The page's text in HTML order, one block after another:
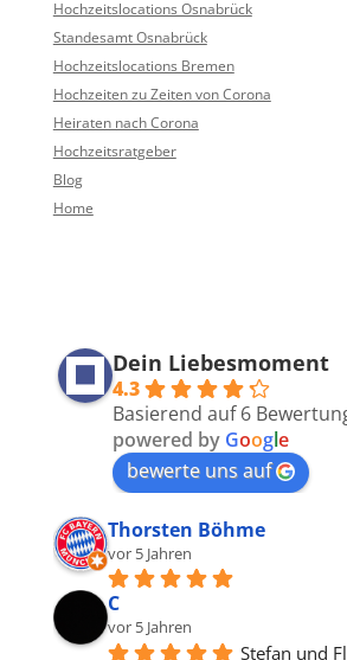
Hochzeitslocations Osnabrück
Standesamt Osnabrück
Hochzeitslocations Bremen
Hochzeiten zu Zeiten von Corona
Heiraten nach Corona
Hochzeitsratgeber
Blog
Home
Dein Liebesmoment
4.3
Basierend auf 6
powered by Google
bewerte uns auf
Thorsten Böhme
vor 5 Jahren
C
vor 5 Jahren
Stefan und